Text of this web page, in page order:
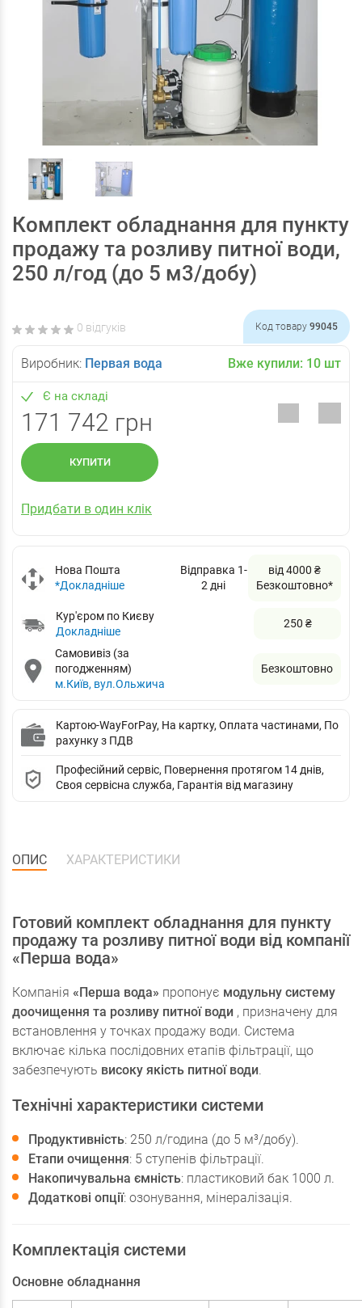
Комплект обладнання для пункту
продажу та розливу питної води,
250 л/год (до 5 м3/добу)
0 відгуків Код товару 99045
Виробник: Первая вода Вже купили: 10 шт
Є на складі
171 742 грн
КУПИТИ
Придбати в один клік
Нова Пошта
*Докладніше
Відправка 1-
2 дні
від 4000 ₴
Безкоштовно*
Кур'єром по Києву
Докладніше
250 ₴
Самовивіз (за
погодженням)
м.Київ, вул.Ольжича
Безкоштовно
Картою-WayForPay, На картку, Оплата частинами, По
рахунку з ПДВ
Професійний сервіс, Повернення протягом 14 днів,
Своя сервісна служба, Гарантія від магазину
ОПИС ХАРАКТЕРИСТИКИ
Готовий комплект обладнання для пункту
продажу та розливу питної води від компанії
«Перша вода»
Компанія «Перша вода» пропонує модульну систему
доочищення та розливу питної води , призначену для
встановлення у точках продажу води. Система
включає кілька послідовних етапів фільтрації, що
забезпечують високу якість питної води.
Технічні характеристики системи
Продуктивність: 250 л/година (до 5 м³/добу).
Етапи очищення: 5 ступенів фільтрації.
Накопичувальна ємність: пластиковий бак 1000 л.
Додаткові опції: озонування, мінералізація.
Комплектація системи
Основне обладнання